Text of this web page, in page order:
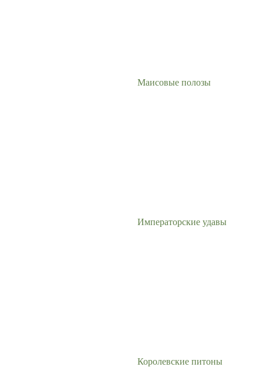
Маисовые полозы
Императорские удавы
Королевские питоны